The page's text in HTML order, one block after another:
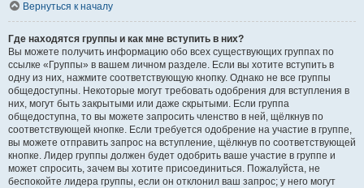
Вернуться к началу
Где находятся группы и как мне вступить в них?
Вы можете получить информацию обо всех существующих группах по
ссылке «Группы» в вашем личном разделе. Если вы хотите вступить в
одну из них, нажмите соответствующую кнопку. Однако не все группы
общедоступны. Некоторые могут требовать одобрения для вступления в
них, могут быть закрытыми или даже скрытыми. Если группа
общедоступна, то вы можете запросить членство в ней, щёлкнув по
соответствующей кнопке. Если требуется одобрение на участие в группе,
вы можете отправить запрос на вступление, щёлкнув по соответствующей
кнопке. Лидер группы должен будет одобрить ваше участие в группе и
может спросить, зачем вы хотите присоединиться. Пожалуйста, не
беспокойте лидера группы, если он отклонил ваш запрос; у него могут